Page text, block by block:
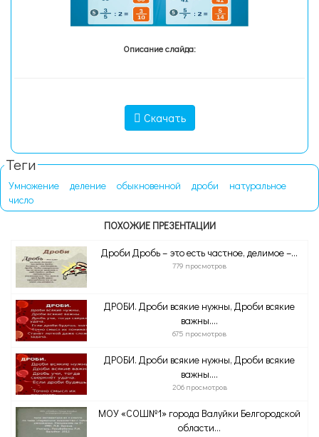
Описание слайда:
Скачать
Теги
Умножение деление обыкновенной дроби
натуральное
число
ПОХОЖИЕ ПРЕЗЕНТАЦИИ
Дроби Дробь – это есть частное, делимое –...
779 просмотров
ДРОБИ. Дроби всякие нужны, Дроби всякие
важны....
675 просмотров
ДРОБИ. Дроби всякие нужны, Дроби всякие
важны....
206 просмотров
МОУ «СОШ№1» города Валуйки Белгородской
области...